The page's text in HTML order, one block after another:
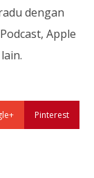
dengan
Apple
Pinterest